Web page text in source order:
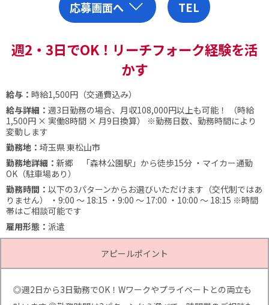
応募画面へ TEL
週2・3日でOK！リーチフォーク経験を活
かす
給与： 時給1,500円（交通費込み）
給与詳細： 週3日勤務の場合、月収108,000円以上も可能！ （時給
1,500円 × 実働8時間 × 月9日換算） ※勤務日数、勤務時間により
変動します
勤務地： 埼玉県 東松山市
勤務地詳細： 新郷 「森林公園駅」から徒歩15分 ・マイカー通勤
OK（駐車場あり）
勤務時間： 以下の3パターンからお選びいただけます（交代制ではあ
りません）
・9:00 ～ 18:15 ・9:00 ～ 17:00 ・10:00 ～ 18:15 ※時間
帯はご相談可能です
雇用形態： 派遣
アピールポイント
◎週2日から3日勤務でOK！Wワークやプライベートとの両立も